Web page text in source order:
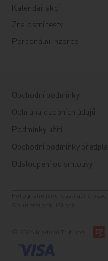
Kalendář akcí
Znalostní testy
Personální inzerce
Obchodní podmínky
Ochrana osobních údajů
Podmínky užití
Obchodní podmínky
Odstoupení od smlouvy